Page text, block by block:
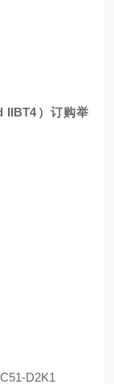
IIBT4）订购举
D2K1